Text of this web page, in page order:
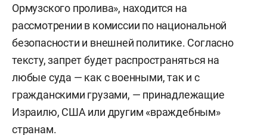
Ормузского пролива», находится на
рассмотрении в комиссии по национальной
безопасности и внешней политике. Согласно
тексту, запрет будет распространяться на
любые суда — как с военными, так и с
гражданскими грузами, — принадлежащие
Израилю, США или другим «враждебным»
странам.